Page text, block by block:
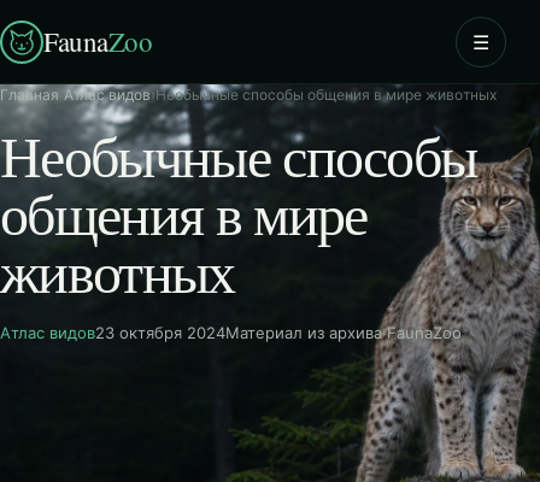
FaunaZoo ☰
Главная Атлас видов›Необычные способы общения в мире животных
Необычные способы
общения в мире
животных
Атлас видов23 октября 2024Материал из архива FaunaZoo